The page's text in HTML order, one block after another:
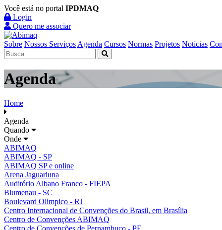
Você está no portal IPDMAQ
Login
Quero me associar
Sobre Nossos Serviços Agenda Cursos Normas Projetos Notícias
Agenda
Home
Agenda
Quando
Onde
ABIMAQ
ABIMAQ - SP
ABIMAQ SP e online
Arena Jaguariuna
Auditório Albano Franco - FIEPA
Blumenau - SC
Boulevard Olimpico - RJ
Centro Internacional de Convenções do Brasil, em Brasília
Centro de Convenções ABIMAQ
Centro de Convenções de Pernambuco - PE